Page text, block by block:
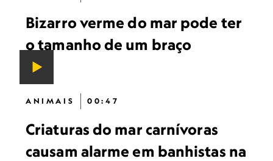
Bizarro verme do mar pode ter
o tamanho de um braço
ANIMAIS 00:47
Criaturas do mar carnívoras
causam alarme em banhistas na